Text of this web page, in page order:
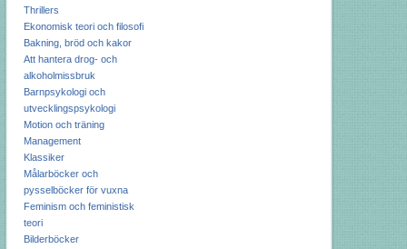
Thrillers
Ekonomisk teori och filosofi
Bakning, bröd och kakor
Att hantera drog- och
alkoholmissbruk
Barnpsykologi och
utvecklingspsykologi
Motion och träning
Management
Klassiker
Målarböcker och
pysselböcker för vuxna
Feminism och feministisk
teori
Bilderböcker